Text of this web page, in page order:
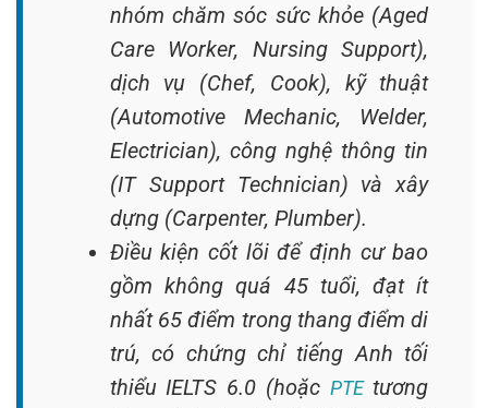
nhóm chăm sóc sức khỏe (Aged
Care Worker, Nursing Support),
dịch vụ (Chef, Cook), kỹ thuật
(Automotive Mechanic, Welder,
Electrician), công nghệ thông tin
(IT Support Technician) và xây
dựng (Carpenter, Plumber).
Điều kiện cốt lõi để định cư bao
gồm không quá 45 tuổi, đạt ít
nhất 65 điểm trong thang điểm di
trú, có chứng chỉ tiếng Anh tối
thiểu IELTS 6.0 (hoặc PTEtương